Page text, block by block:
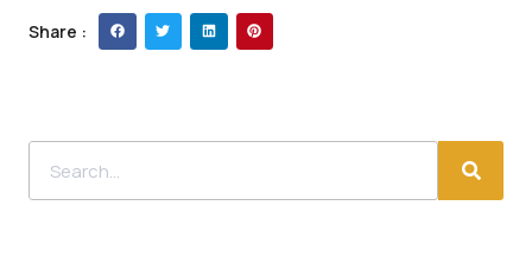
Share :